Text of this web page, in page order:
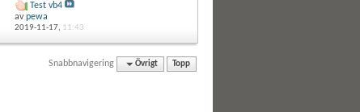
Test vb4
avpewa
2019-11-17, 11:43
Snabbnavigering Övrigt Topp